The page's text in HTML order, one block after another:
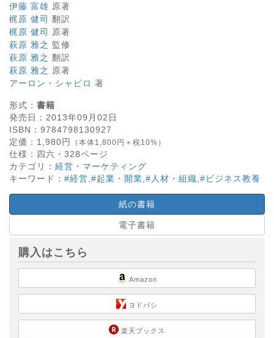
伊藤 富雄 原著
梶原 健司 翻訳
梶原 健司
原著
萩原 雅之 監修
萩原 雅之 翻訳
萩原 雅之
原著
アーロン・シャピロ 著
形式： 書籍
発売日： 2013年09月02日
ISBN： 9784798130927
定価： 1,980円 （本体1,800円＋税10%）
仕様： 四六・ 328ページ
カテゴリ： 経営・マーケティング
キーワード： #経営 #起業・開業 #人材・組織 #ビジネス教養
紙の書籍
電子書籍
購入はこちら
Amazon
ヨドバシ
楽天ブックス